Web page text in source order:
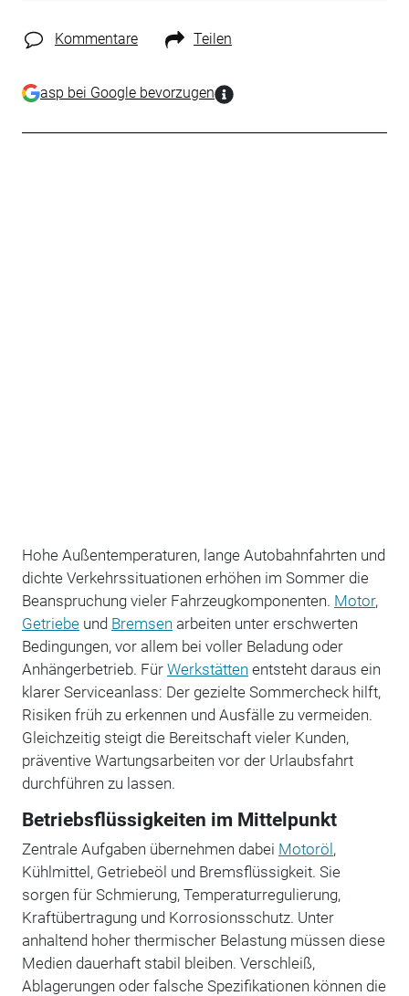
Kommentare Teilen
asp bei Google bevorzugen
Hohe Außentemperaturen, lange Autobahnfahrten und
dichte Verkehrssituationen erhöhen im Sommer die
Beanspruchung vieler Fahrzeugkomponenten. Motor,
Getriebeund Bremsen arbeiten unter erschwerten
Bedingungen, vor allem bei voller Beladung oder
Anhängerbetrieb. Für Werkstätten entsteht daraus ein
klarer Serviceanlass: Der gezielte Sommercheck hilft,
Risiken früh zu erkennen und Ausfälle zu vermeiden.
Gleichzeitig steigt die Bereitschaft vieler Kunden,
präventive Wartungsarbeiten vor der Urlaubsfahrt
durchführen zu lassen.
Betriebsflüssigkeiten im Mittelpunkt
Zentrale Aufgaben übernehmen dabei Motoröl,
Kühlmittel, Getriebeöl und Bremsflüssigkeit. Sie
sorgen für Schmierung, Temperaturregulierung,
Kraftübertragung und Korrosionsschutz. Unter
anhaltend hoher thermischer Belastung müssen diese
Medien dauerhaft stabil bleiben. Verschleiß,
Ablagerungen oder falsche Spezifikationen können die